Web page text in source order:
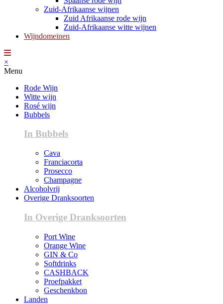
Zuid-Afrikaanse wijnen
Zuid Afrikaanse rode wijn
Zuid-Afrikaanse witte wijnen
Wijndomeinen
×
Menu
Rode Wijn
Witte wijn
Rosé wijn
Bubbels
In Bubbels
Cava
Franciacorta
Prosecco
Champagne
Alcoholvrij
Overige Dranksoorten
In Overige Dranksoorten
Port Wine
Orange Wine
GIN & Co
Softdrinks
CASHBACK
Proefpakket
Geschenkbon
Landen